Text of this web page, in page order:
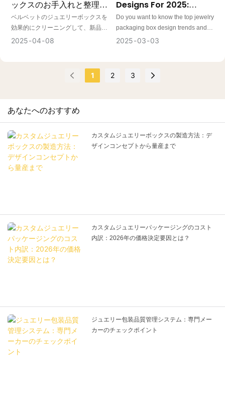
ックスのお手入れと整理方
法
ベルベットのジュエリーボックスを
効果的にクリーニングして、新品同
様の状態を保つための最適な方法を
メンテナンスと同じくらい重要で
す。ベルベットのジュエリーボック
2025 04 08
Designs For 2025:
Trends Every Jeweller
Should Know
Do you want to know the top jewelry
packaging box design trends and
ideas for 2025? In this article, we
strategies to help you design
2025 03 03
1 2 3
あなたへのおすすめ
カスタムジュエリーボックスの製造方法：デ
ザインコンセプトから量産まで
カスタムジュエリーパッケージングのコスト
内訳：2026年の価格決定要因とは？
ジュエリー包装品質管理システム：専門メー
カーのチェックポイント